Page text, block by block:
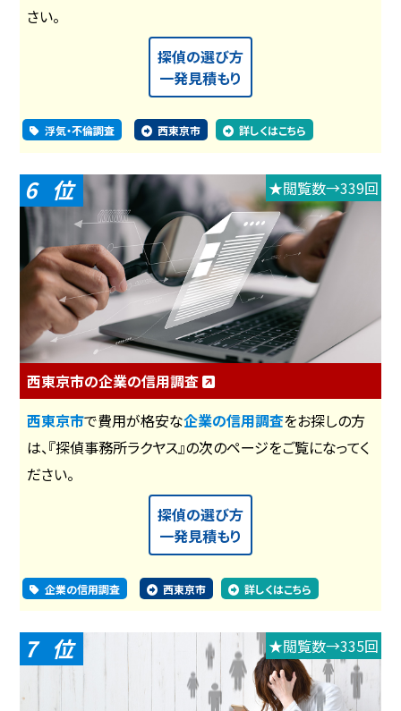
さい。
探偵の選び方
一発見積もり
浮気・不倫調査 西東京市 詳しくはこちら
6 ★閲覧数→339回
西東京市の企業の信用調査
西東京市で費用が格安な企業の信用調査をお探しの方
は、『探偵事務所ラクヤス』の次のページをご覧になってく
ださい。
探偵の選び方
一発見積もり
企業の信用調査 西東京市 詳しくはこちら
7 ★閲覧数→335回